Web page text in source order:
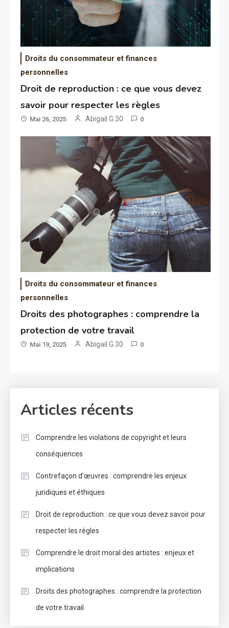
Droits du consommateur et finances
personnelles
Droit de reproduction : ce que vous devez
savoir pour respecter les règles
Mai 26, 2025 Abigail.G.30 0
Droits du consommateur et finances
personnelles
Droits des photographes : comprendre la
protection de votre travail
Mai 19, 2025 Abigail.G.30 0
Articles récents
Comprendre les violations de copyright et leurs
conséquences
Contrefaçon d’œuvres : comprendre les enjeux
juridiques et éthiques
Droit de reproduction : ce que vous devez savoir pour
respecter les règles
Comprendre le droit moral des artistes : enjeux et
implications
Droits des photographes : comprendre la protection
de votre travail